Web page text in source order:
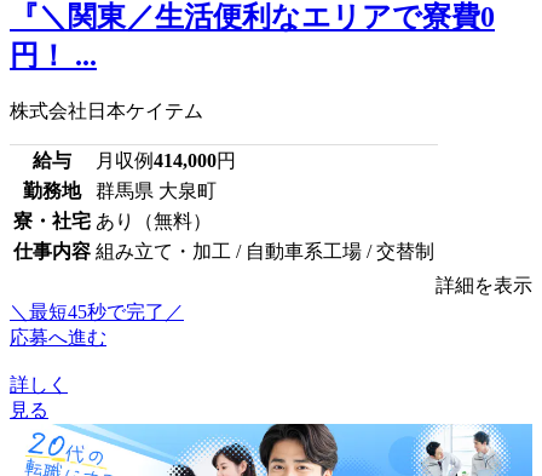
『＼関東／生活便利なエリアで寮費0
円！ ...
株式会社日本ケイテム
給与 月収例414,000円
勤務地
群馬県 大泉町
寮・社宅 あり（無料）
仕事内容 組み立て・加工 / 自動車系工場 / 交替制
詳細を表示
＼最短45秒で完了／
応募へ進む
詳しく
見る